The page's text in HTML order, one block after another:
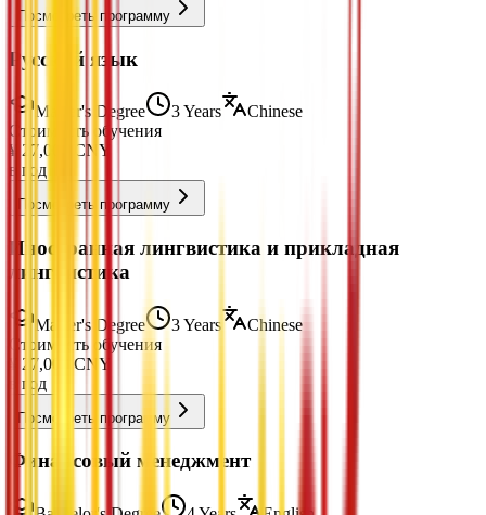
Посмотреть программу
Русский язык
Master's Degree 3 Years
Chinese
Стоимость обучения
¥ 27,000
CNY
в год
Посмотреть программу
Иностранная лингвистика и прикладная
лингвистика
Master's Degree 3 Years
Chinese
Стоимость обучения
27,000
CNY
в год
Посмотреть программу
Финансовый менеджмент